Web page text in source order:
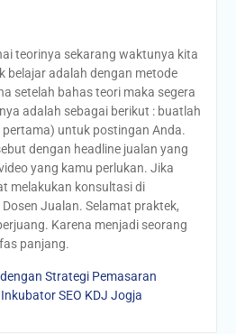
teorinya sekarang waktunya kita
belajar adalah dengan metode
setelah bahas teori maka segera
adalah sebagai berikut : buatlah
untuk postingan Anda.
dengan headline jualan yang
yang kamu perlukan. Jika
melakukan konsultasi di
Jualan. Selamat praktek,
Karena menjadi seorang
panjang.
Strategi Pemasaran
SEO KDJ Jogja